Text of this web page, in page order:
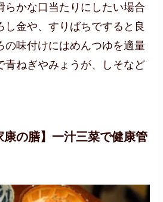
らかな口当たりにしたい場合
し金や、すりばちですると良
の味付けにはめんつゆを適量
青ねぎやみょうが、しそなど
康の膳】一汁三菜で健康管